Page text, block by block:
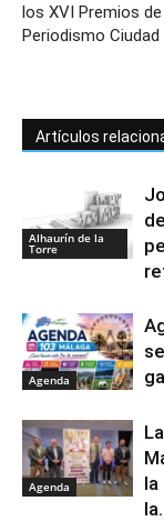
los XVI Premios de
Periodismo Ciudad
Artículos
Alhaurín de la
Torre
Agenda
Agenda
la